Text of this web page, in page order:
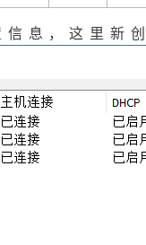
信息，这里新